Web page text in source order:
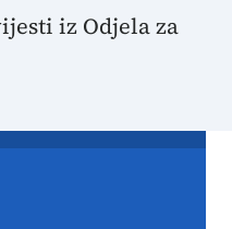
iz Odjela za